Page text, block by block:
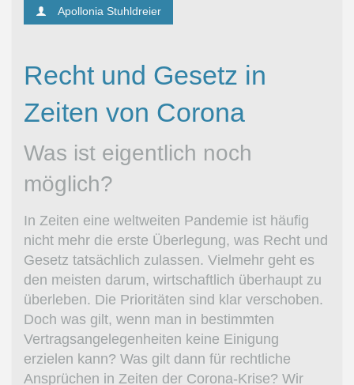
Apollonia Stuhldreier
Recht und Gesetz in
Zeiten von Corona
Was ist eigentlich noch
möglich?
In Zeiten eine weltweiten Pandemie ist häufig
nicht mehr die erste Überlegung, was Recht und
Gesetz tatsächlich zulassen. Vielmehr geht es
den meisten darum, wirtschaftlich überhaupt zu
überleben. Die Prioritäten sind klar verschoben.
Doch was gilt, wenn man in bestimmten
Vertragsangelegenheiten keine Einigung
erzielen kann? Was gilt dann für rechtliche
Ansprüchen in Zeiten der Corona-Krise? Wir